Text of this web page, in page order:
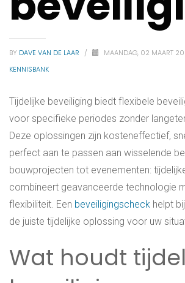
BY DAVE VAN DE LAAR / MAANDAG, 02 MAART
KENNISBANK
Tijdelijke beveiliging biedt flexibele
voor specifieke periodes zonder
Deze oplossingen zijn kosteneffectief,
perfect aan te passen aan wisselende
bouwprojecten tot evenementen:
combineert geavanceerde technologie
flexibiliteit. Een beveiligingscheck helpt
de juiste tijdelijke oplossing voor uw
Wat houdt